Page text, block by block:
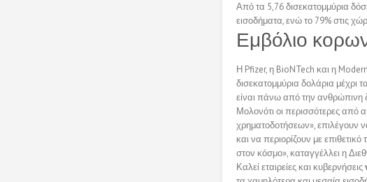
Από τα 5,76 δισεκατομμύρια
εισοδήματα, ενώ το 79% στις
Εμβόλιο
Η Pfizer, η BioNTech και η
δισεκατομμύρια δολάρια μέχρι
είναι πάνω από την ανθρώπινη
Μολονότι οι περισσότερες από
χρηματοδοτήσεων», επιλέγουν
και να περιορίζουν με
στον κόσμο», καταγγέλλει η
Καλεί εταιρείες και κυβερνήσεις